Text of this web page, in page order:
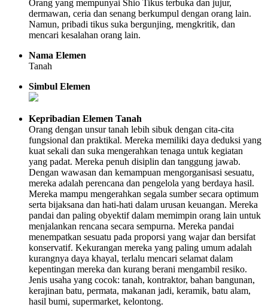
Orang yang mempunyai Shio Tikus terbuka dan jujur,
dermawan, ceria dan senang berkumpul dengan orang lain.
Namun, pribadi tikus suka bergunjing, mengkritik, dan
mencari kesalahan orang lain.
Nama Elemen
Tanah
Simbul Elemen
Kepribadian Elemen Tanah
Orang dengan unsur tanah lebih sibuk dengan cita-cita
fungsional dan praktikal. Mereka memiliki daya deduksi yang
kuat sekali dan suka mengerahkan tenaga untuk kegiatan
yang padat. Mereka penuh disiplin dan tanggung jawab.
Dengan wawasan dan kemampuan mengorganisasi sesuatu,
mereka adalah perencana dan pengelola yang berdaya hasil.
Mereka mampu mengerahkan segala sumber secara optimum
serta bijaksana dan hati-hati dalam urusan keuangan. Mereka
pandai dan paling obyektif dalam memimpin orang lain untuk
menjalankan rencana secara sempurna. Mereka pandai
menempatkan sesuatu pada proporsi yang wajar dan bersifat
konservatif. Kekurangan mereka yang paling umum adalah
kurangnya daya khayal, terlalu mencari selamat dalam
kepentingan mereka dan kurang berani mengambil resiko.
Jenis usaha yang cocok: tanah, kontraktor, bahan bangunan,
kerajinan batu, permata, makanan jadi, keramik, batu alam,
hasil bumi, supermarket, kelontong.